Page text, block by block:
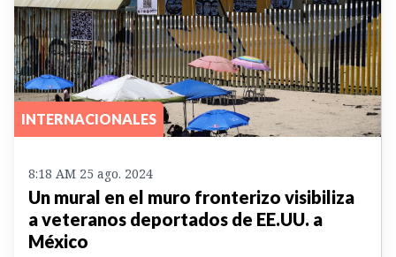
INTERNACIONALES
8:18 AM 25 ago. 2024
Un mural en el muro fronterizo visibiliza
a veteranos deportados de EE.UU. a
México